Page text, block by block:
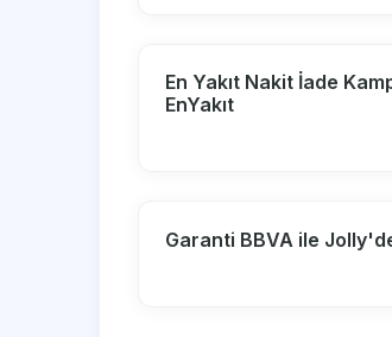
En Yakıt Nakit İade
EnYakıt
Garanti BBVA ile